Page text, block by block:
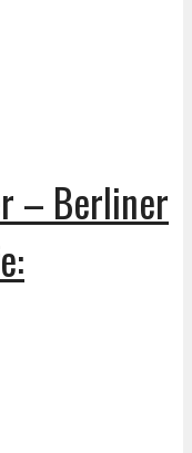
– Berliner